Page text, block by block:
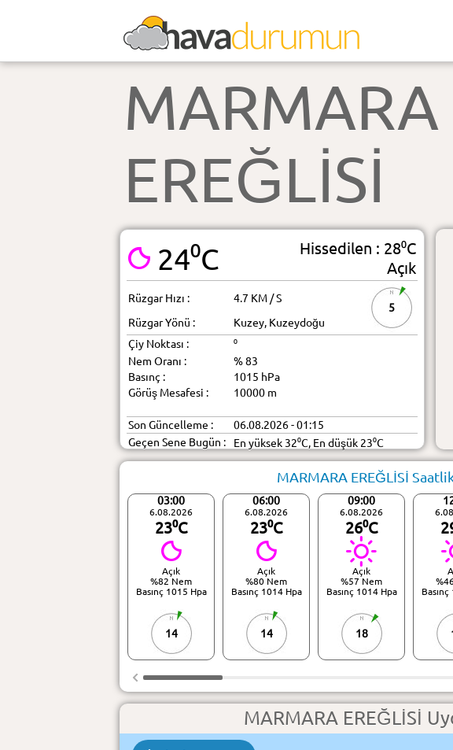
MARMARA
EREĞLİSİ
24⁰C
Hissedilen : 28⁰C
Açık
Rüzgar Hızı : 4.7 KM / S
5
Rüzgar Yönü :
Kuzey, Kuzeydoğu
Çiy Noktası :
⁰
Nem Oranı :
% 83
Basınç :
1015 hPa
Görüş Mesafesi :
10000 m
Son Güncelleme :
06.08.2026 - 01:15
Geçen Sene Bugün :
En yüksek 32⁰C, En düşük 23⁰C
MARMARA EREĞLİSİ
03:00
6.08.2026
23⁰C
Açık
%82 Nem
Basınç 1015 Hpa
14
06:00
6.08.2026
23⁰C
Açık
%80 Nem
Basınç 1014 Hpa
14
09:00
6.08.2026
26⁰C
Açık
%57 Nem
Basınç 1014 Hpa
18
MARMARA EREĞLİSİ